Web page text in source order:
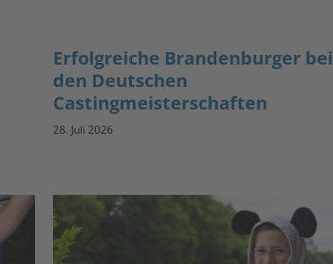
Erfolgreiche Brandenburger bei
den Deutschen
Castingmeisterschaften
28. Juli 2026